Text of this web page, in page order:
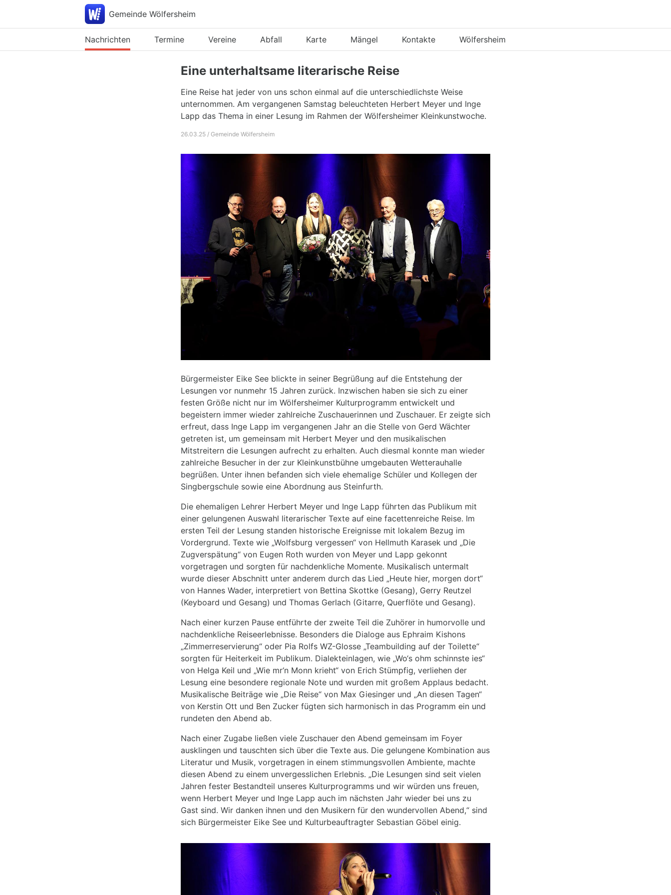
Gemeinde Wölfersheim
Nachrichten Termine Vereine Abfall Karte Mängel Kontakte Wölfersheim
Eine unterhaltsame literarische Reise
Eine Reise hat jeder von uns schon einmal auf die unterschiedlichste Weise
unternommen. Am vergangenen Samstag beleuchteten Herbert Meyer und Inge
Lapp das Thema in einer Lesung im Rahmen der Wölfersheimer Kleinkunstwoche.
26.03.25 / Gemeinde Wölfersheim
Bürgermeister Eike See blickte in seiner Begrüßung auf die Entstehung der
Lesungen vor nunmehr 15 Jahren zurück. Inzwischen haben sie sich zu einer
festen Größe nicht nur im Wölfersheimer Kulturprogramm entwickelt und
begeistern immer wieder zahlreiche Zuschauerinnen und Zuschauer. Er zeigte sich
erfreut, dass Inge Lapp im vergangenen Jahr an die Stelle von Gerd Wächter
getreten ist, um gemeinsam mit Herbert Meyer und den musikalischen
Mitstreitern die Lesungen aufrecht zu erhalten. Auch diesmal konnte man wieder
zahlreiche Besucher in der zur Kleinkunstbühne umgebauten Wetterauhalle
begrüßen. Unter ihnen befanden sich viele ehemalige Schüler und Kollegen der
Singbergschule sowie eine Abordnung aus Steinfurth.
Die ehemaligen Lehrer Herbert Meyer und Inge Lapp führten das Publikum mit
einer gelungenen Auswahl literarischer Texte auf eine facettenreiche Reise. Im
ersten Teil der Lesung standen historische Ereignisse mit lokalem Bezug im
Vordergrund. Texte wie „Wolfsburg vergessen“ von Hellmuth Karasek und „Die
Zugverspätung“ von Eugen Roth wurden von Meyer und Lapp gekonnt
vorgetragen und sorgten für nachdenkliche Momente. Musikalisch untermalt
wurde dieser Abschnitt unter anderem durch das Lied „Heute hier, morgen dort“
von Hannes Wader, interpretiert von Bettina Skottke (Gesang), Gerry Reutzel
(Keyboard und Gesang) und Thomas Gerlach (Gitarre, Querflöte und Gesang).
Nach einer kurzen Pause entführte der zweite Teil die Zuhörer in humorvolle und
nachdenkliche Reiseerlebnisse. Besonders die Dialoge aus Ephraim Kishons
„Zimmerreservierung“ oder Pia Rolfs WZ-Glosse „Teambuilding auf der Toilette“
sorgten für Heiterkeit im Publikum. Dialekteinlagen, wie „Wo‘s ohm schinnste ies“
von Helga Keil und „Wie mr‘n Monn krieht“ von Erich Stümpfig, verliehen der
Lesung eine besondere regionale Note und wurden mit großem Applaus bedacht.
Musikalische Beiträge wie „Die Reise“ von Max Giesinger und „An diesen Tagen“
von Kerstin Ott und Ben Zucker fügten sich harmonisch in das Programm ein und
rundeten den Abend ab.
Nach einer Zugabe ließen viele Zuschauer den Abend gemeinsam im Foyer
ausklingen und tauschten sich über die Texte aus. Die gelungene Kombination aus
Literatur und Musik, vorgetragen in einem stimmungsvollen Ambiente, machte
diesen Abend zu einem unvergesslichen Erlebnis. „Die Lesungen sind seit vielen
Jahren fester Bestandteil unseres Kulturprogramms und wir würden uns freuen,
wenn Herbert Meyer und Inge Lapp auch im nächsten Jahr wieder bei uns zu
Gast sind. Wir danken ihnen und den Musikern für den wundervollen Abend,“ sind
sich Bürgermeister Eike See und Kulturbeauftragter Sebastian Göbel einig.